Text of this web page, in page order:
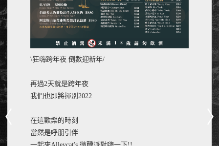
\狂嗨跨年夜 倒數迎新年/
再過2天就是跨年夜
我們也即將揮別2022
在這歡樂的時刻
當然是呼朋引伴